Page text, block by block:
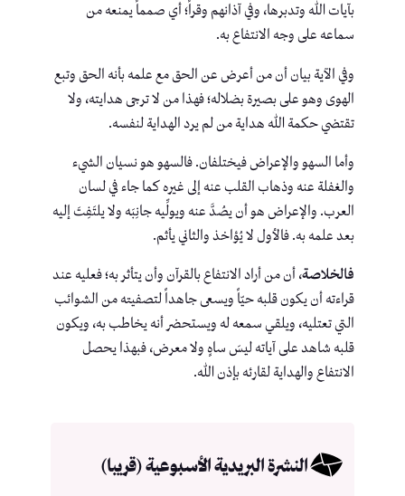
بآيات الله وتدبرها، وفي آذانهم وقراً؛ أي صمماً يمنعه من
سماعه على وجه الانتفاع به.
وفي الآية بيان أن من أعرض عن الحق مع علمه بأنه الحق وتبع
الهوى وهو على بصيرة بضلاله؛ فهذا من لا ترجى هدايته، ولا
تقتضي حكمة الله هداية من لم يرد الهداية لنفسه.
وأما السهو والإعراض فيختلفان. فالسهو هو نسيان الشيء
والغفلة عنه وذهاب القلب عنه إلى غيره كما جاء في لسان
العرب. والإعراض هو أن يصُدَّ عنه ويولِّيه جانِبَه ولا يلتَفِتَ إليه
بعد علمه به. فالأول لا يُؤاخذ والثاني يأثم.
فالخلاصة، أن من أراد الانتفاع بالقرآن وأن يتأثر به؛ فعليه عند
قراءته أن يكون قلبه حيّاً ويسعى جاهداً لتصفيته من الشوائب
التي تعتليه، ويلقي سمعه له ويستحضر أنه يخاطب به، ويكون
قلبه شاهد على آياته ليسَ ساهٍ ولا معرض، فبهذا يحصل
الانتفاع والهداية لقارئه بإذن الله.
النشرة البريدية الأسبوعية (قريبا)